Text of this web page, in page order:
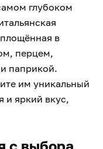
глубоком
в
перцем,
паприкой.
им уникальный
и яркий вкус,